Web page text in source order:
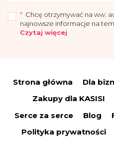
* Chcę otrzymywać na ww.
najnowsze informacje na
Czytaj więcej
Administrator wyznaczył Inspektora
a) wysyłki newslettera i informacji o
6 ust. 1 lit. f RODO;
Strona główna Dla
Zakupy dla KASISI
Serce za serce
Blog
Polityka prywatności